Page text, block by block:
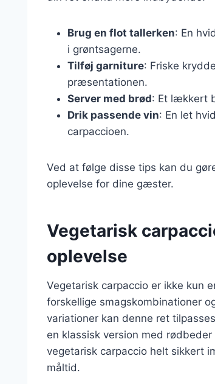
Brug en flot tallerken: En
i grøntsagerne.
Tilføj garniture: Friske
præsentationen.
Server med brød: Et lækkert
Drik passende vin: En let
carpaccioen.
Ved at følge disse tips kan du
oplevelse for dine gæster.
Vegetarisk
oplevelse
Vegetarisk carpaccio er ikke kun
forskellige smagskombinationer
variationer kan denne ret
en klassisk version med
vegetarisk carpaccio helt sikkert
måltid.